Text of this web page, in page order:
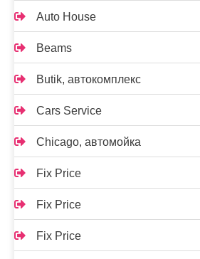
Auto House
Beams
Butik, автокомплекс
Cars Service
Chicago, автомойка
Fix Price
Fix Price
Fix Price